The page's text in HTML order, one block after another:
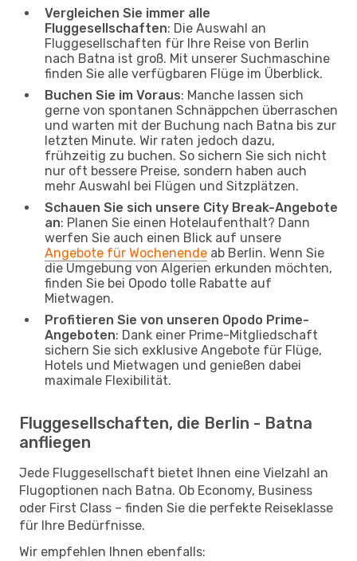
Vergleichen Sie immer alle
Fluggesellschaften: Die Auswahl an
Fluggesellschaften für Ihre Reise von Berlin
nach Batna ist groß. Mit unserer Suchmaschine
finden Sie alle verfügbaren Flüge im Überblick.
Buchen Sie im Voraus: Manche lassen sich
gerne von spontanen Schnäppchen überraschen
und warten mit der Buchung nach Batna bis zur
letzten Minute. Wir raten jedoch dazu,
frühzeitig zu buchen. So sichern Sie sich nicht
nur oft bessere Preise, sondern haben auch
mehr Auswahl bei Flügen und Sitzplätzen.
Schauen Sie sich unsere City Break-Angebote
an: Planen Sie einen Hotelaufenthalt? Dann
werfen Sie auch einen Blick auf unsere
Angebote für Wochenende ab Berlin. Wenn Sie
die Umgebung von Algerien erkunden möchten,
finden Sie bei Opodo tolle Rabatte auf
Mietwagen.
Profitieren Sie von unseren Opodo Prime-
Angeboten: Dank einer Prime-Mitgliedschaft
sichern Sie sich exklusive Angebote für Flüge,
Hotels und Mietwagen und genießen dabei
maximale Flexibilität.
Fluggesellschaften, die Berlin - Batna
anfliegen
Jede Fluggesellschaft bietet Ihnen eine Vielzahl an
Flugoptionen nach Batna. Ob Economy, Business
oder First Class – finden Sie die perfekte Reiseklasse
für Ihre Bedürfnisse.
Wir empfehlen Ihnen ebenfalls: